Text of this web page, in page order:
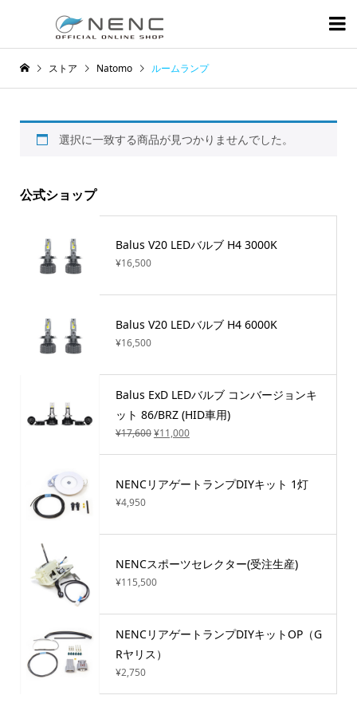

ストア Natomo ルームランプ
選択に一致する商品が見つかりませんでした。
公式ショップ
Balus V20 LEDバルブ H4 3000K
¥16,500
Balus V20 LEDバルブ H4 6000K
¥16,500
Balus ExD LEDバルブ コンバージョンキ
ット 86/BRZ (HID車用)
¥17,600¥11,000
NENCリアゲートランプDIYキット 1灯
¥4,950
NENCスポーツセレクター(受注生産)
¥115,500
NENCリアゲートランプDIYキットOP（G
Rヤリス）
¥2,750